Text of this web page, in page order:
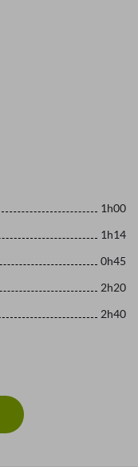
1h00
1h14
0h45
2h20
2h40